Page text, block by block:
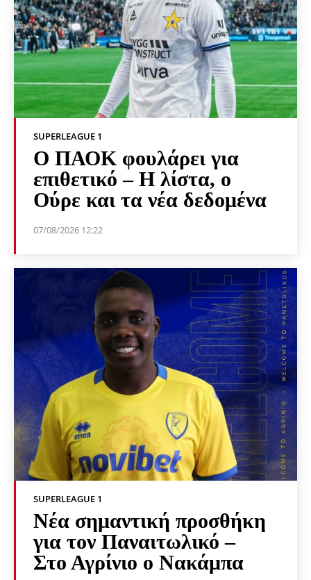
SUPERLEAGUE 1
Ο ΠΑΟΚ φουλάρει για
επιθετικό – Η λίστα, ο
Ούρε και τα νέα δεδομένα
07/08/2026 12:22
SUPERLEAGUE 1
Νέα σημαντική προσθήκη
για τον Παναιτωλικό –
Στο Αγρίνιο ο Νακάμπα